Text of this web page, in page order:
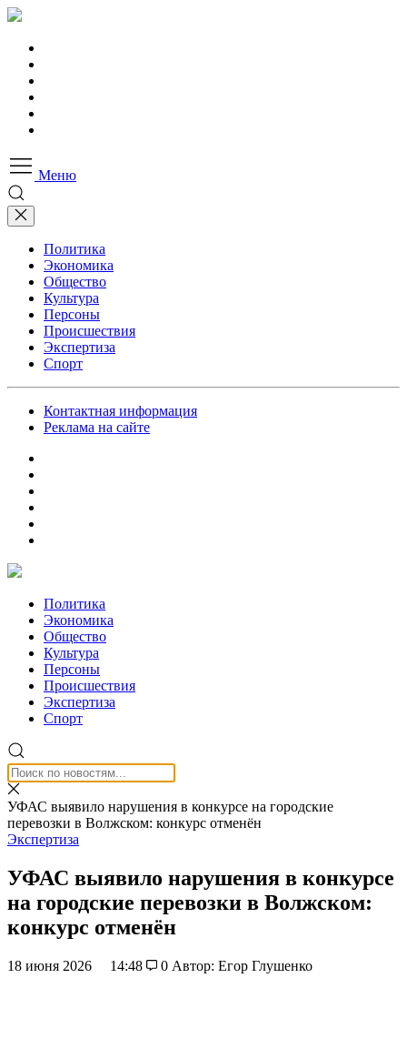
Меню
Политика
Экономика
Общество
Культура
Персоны
Происшествия
Экспертиза
Спорт
Контактная информация
Реклама на сайте
Политика
Экономика
Общество
Культура
Персоны
Происшествия
Экспертиза
Спорт
УФАС выявило нарушения в конкурсе на городские
перевозки в Волжском: конкурс отменён
Экспертиза
УФАС выявило нарушения в конкурсе
на городские перевозки в Волжском:
конкурс отменён
18 июня 2026 14:48 0 Автор: Егор Глушенко